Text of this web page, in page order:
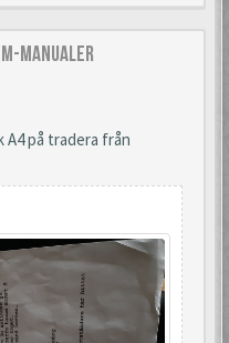
manualer
A4 på tradera från